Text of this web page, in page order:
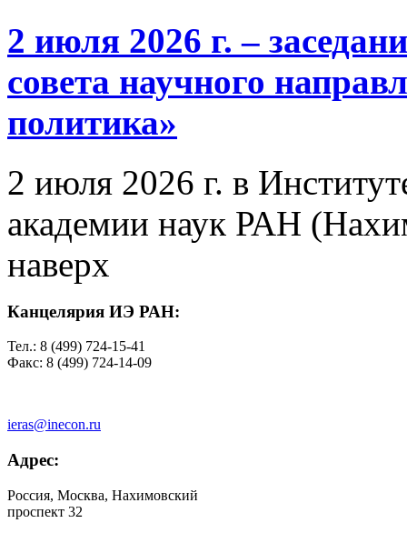
2 июля 2026 г. –
совета научного
политика»
2 июля 2026 г. в
академии наук РАН
наверх
Канцелярия ИЭ РАН:
Тел.: 8 (499) 724-15-41
Факс: 8 (499) 724-14-09
ieras@inecon.ru
Адрес:
Россия, Москва, Нахимовский
проспект 32